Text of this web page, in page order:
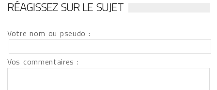
RÉAGISSEZ SUR LE SUJET
Votre nom ou pseudo :
Vos commentaires :